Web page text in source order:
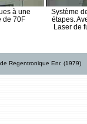
à une
de 70F
Système
étapes.
Laser de
Regentronique Enr. (1979)